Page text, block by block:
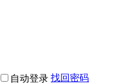
自动登录 找回密码